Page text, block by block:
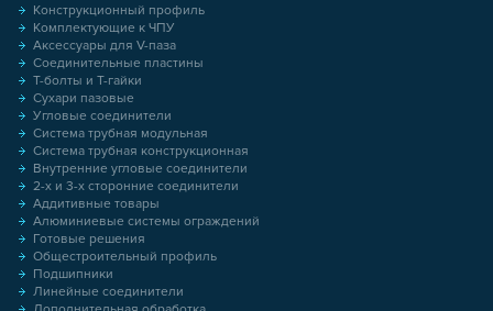
Конструкционный профиль
Комплектующие к ЧПУ
Аксессуары для V-паза
Соединительные пластины
Т-болты и Т-гайки
Сухари пазовые
Угловые соединители
Система трубная модульная
Система трубная конструкционная
Внутренние угловые соединители
2-х и 3-х сторонние соединители
Аддитивные товары
Алюминиевые системы ограждений
Готовые решения
Общестроительный профиль
Подшипники
Линейные соединители